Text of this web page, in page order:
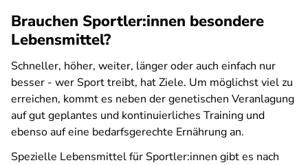
Brauchen Sportler:innen besondere
Lebensmittel?
Schneller, höher, weiter, länger oder auch einfach nur
besser - wer Sport treibt, hat Ziele. Um möglichst viel zu
erreichen, kommt es neben der genetischen Veranlagung
auf gut geplantes und kontinuierliches Training und
ebenso auf eine bedarfsgerechte Ernährung an.
Spezielle Lebensmittel für Sportler:innen gibt es nach